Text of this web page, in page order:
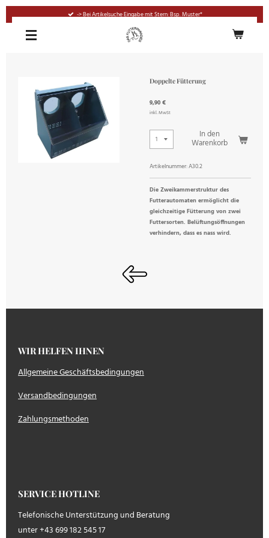
springen
-> Bei Artikelsuche Eingabe mit Stern: Bsp. Muster*
Doppelte Fütterung
9,90 €
inkl. MwSt
In den
Warenkorb
Artikelnummer:A30.2
Die Zweikammerstruktur des
Futterautomaten ermöglicht die
gleichzeitige Fütterung von zwei
Futtersorten. Belüftungsöffnungen
verhindern, dass es nass wird.
WIR HELFEN IHNEN
Allgemeine Geschäftsbedingungen
Versandbedingungen
Zahlungsmethoden
SERVICE HOTLINE
Telefonische Unterstützung und Beratung
unter +43 699 182 545 17